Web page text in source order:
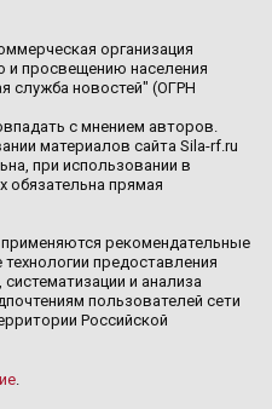
организация
просвещению населения
служба новостей" (ОГРН
с мнением авторов.
материалов сайта Sila-rf.ru
при использовании в
обязательна прямая
рекомендательные
предоставления
и анализа
пользователей сети
Российской
.